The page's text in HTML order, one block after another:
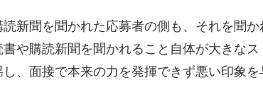
読新聞を聞かれた応募者の側も、それを聞
や購読新聞を聞かれること自体が大きな
、面接で本来の力を発揮できず悪い印象を